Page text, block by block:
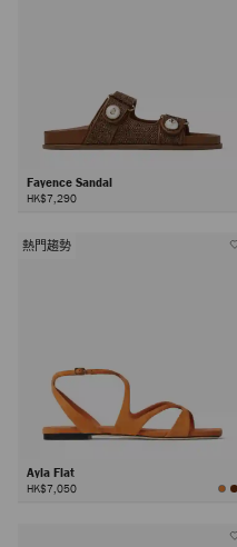
Fayence Sandal
HK$7,290
熱門趨勢
Ayla Flat
HK$7,050